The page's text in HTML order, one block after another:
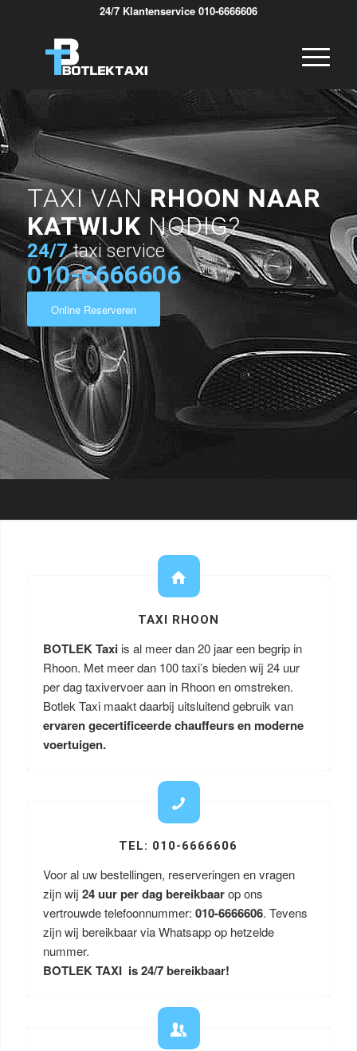
24/7 Klantenservice 010-6666606
TAXI VANRHOON NAAR
KATWIJK NODIG?
24/7 taxi service
010-6666606
Online Reserveren
TAXI RHOON
BOTLEK Taxi is al meer dan 20 jaar een begrip in
Rhoon. Met meer dan 100 taxi’s bieden wij 24 uur
per dag taxivervoer aan in Rhoon en omstreken.
Botlek Taxi maakt daarbij uitsluitend gebruik van
ervaren gecertificeerde chauffeurs en moderne
voertuigen.
TEL: 010-6666606
Voor al uw bestellingen, reserveringen en vragen
zijn wij 24 uur per dag bereikbaarop ons
vertrouwde telefoonnummer: 010-6666606. Tevens
zijn wij bereikbaar via Whatsapp op hetzelde
nummer.
BOTLEK TAXI is 24/7 bereikbaar!